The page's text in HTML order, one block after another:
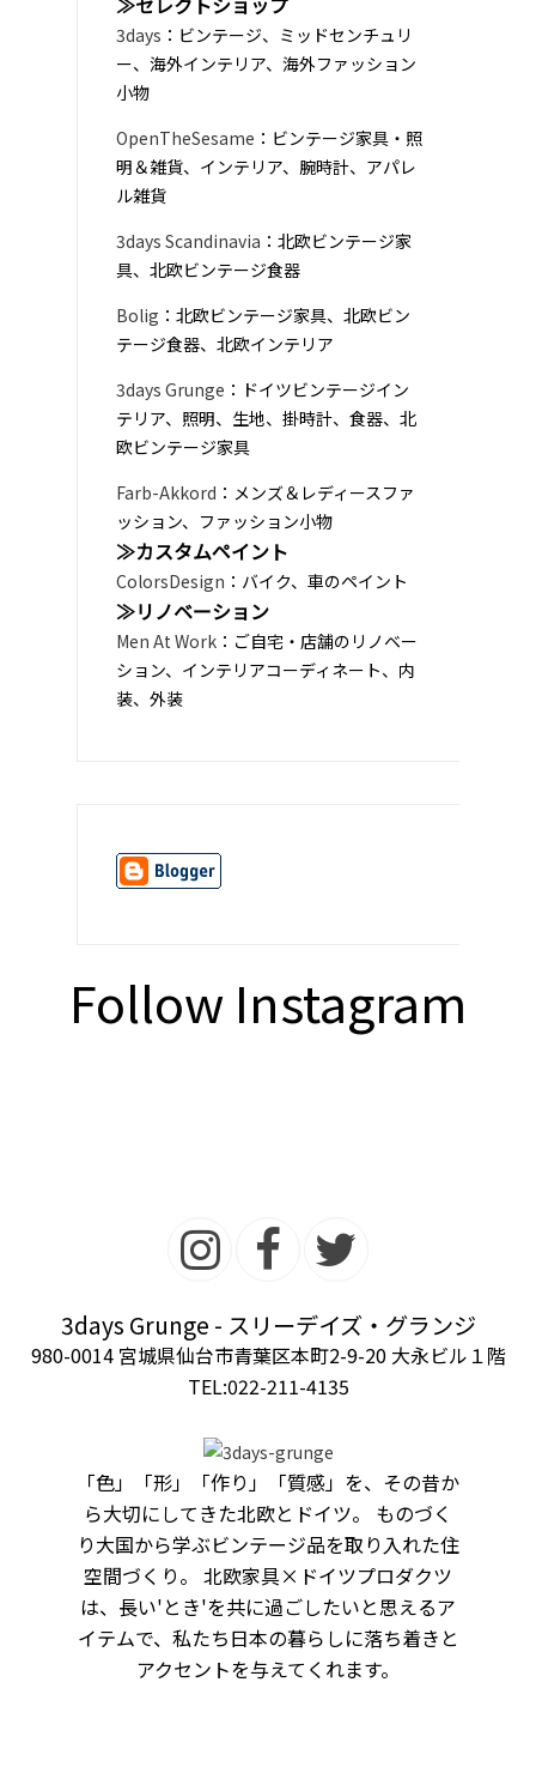
3days ：ビンテージ、ミッドセンチュリ
ー、海外インテリア、海外ファッション
小物
OpenTheSesame ：ビンテージ家具・照
明＆雑貨、インテリア、腕時計、アパレ
ル雑貨
3days Scandinavia ：北欧ビンテージ家
具、北欧ビンテージ食器
Bolig ：北欧ビンテージ家具、北欧ビン
テージ食器、北欧インテリア
3days Grunge ：ドイツビンテージイン
テリア、照明、生地、掛時計、食器、北
欧ビンテージ家具
Farb-Akkord ：メンズ＆レディースファ
ッション、ファッション小物
≫カスタムペイント
ColorsDesign ：バイク、車のペイント
≫リノベーション
Men At Work ：ご自宅・店舗のリノベー
ション、インテリアコーディネート、内
装、外装
Follow Instagram
3days Grunge - スリーデイズ・グランジ
980-0014 宮城県仙台市青葉区本町2-9-20 大永ビル１階
TEL:022-211-4135
「色」「形」「作り」「質感」を、その昔か
ら大切にしてきた北欧とドイツ。 ものづく
り大国から学ぶビンテージ品を取り入れた住
空間づくり。 北欧家具×ドイツプロダクツ
は、長い'とき'を共に過ごしたいと思えるア
イテムで、私たち日本の暮らしに落ち着きと
アクセントを与えてくれます。